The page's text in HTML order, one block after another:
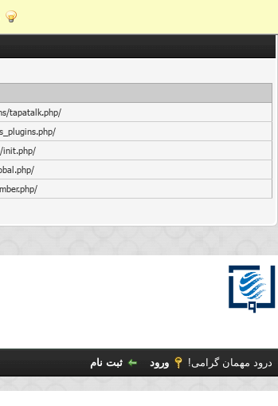
/inc/plugins/tapatalk.php
/inc/class_plugins.php
/inc/init.php
/global.php
/member.php
درود مهمان گرامی! ورود ثبت نام